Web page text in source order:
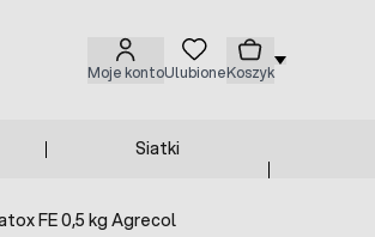
Moje kontoUlubioneKoszyk
Siatki
FE 0,5 kg Agrecol